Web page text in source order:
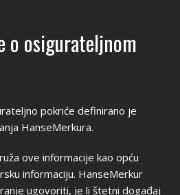
o osigurateljnom
pokriće definirano je
HanseMerkura.
ove informacije kao opću
informaciju. HanseMerkur
ugovoriti, je li štetni događaj